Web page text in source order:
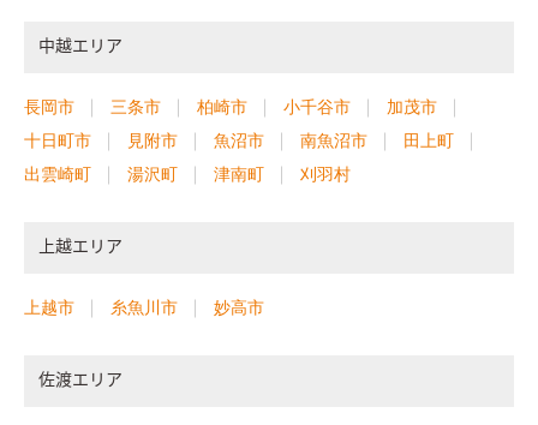
中越エリア
長岡市 三条市 柏崎市 小千谷市
加茂市
十日町市
見附市 魚沼市 南魚沼市
田上町
出雲崎町
湯沢町 津南町 刈羽村
上越エリア
上越市 糸魚川市 妙高市
佐渡エリア